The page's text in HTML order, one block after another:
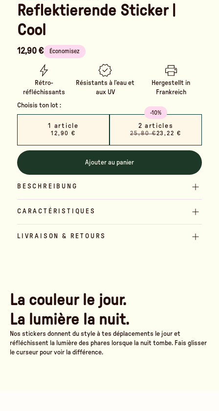
Reflektierende Sticker |
Cool
12,90 € Économisez
Rétro-
réfléchissants
Résistants à l’eau et
aux UV
Hergestellt in
Frankreich
Choisis ton lot :
1 article
12,90 €
-10%
2 articles
25,80 €23,22 €
Ajouter au panier
BESCHREIBUNG
CARACTÉRISTIQUES
LIVRAISON & RETOURS
La couleur le jour.
La lumière la nuit.
Nos stickers donnent du style à tes déplacements le jour et
réfléchissent la lumière des phares lorsque la nuit tombe. Fais glisser
le curseur pour voir la différence.